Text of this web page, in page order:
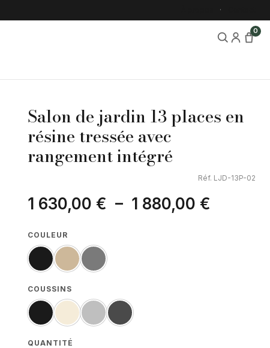
0
Salon de jardin 13 places en
résine tressée avec
rangement intégré
Réf. LJD-13P-02
1 630,00 € – 1 880,00 €
COULEUR
COUSSINS
QUANTITÉ